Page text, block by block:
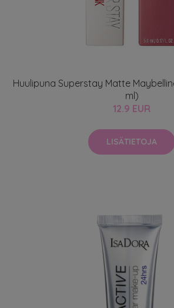
Huulipuna Superstay Matte
ml)
12.9 EUR
LISÄTIETOJA